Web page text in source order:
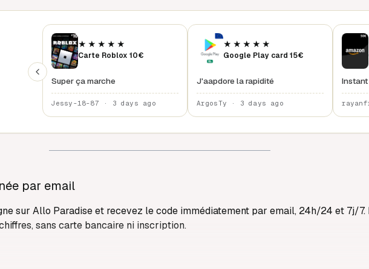
★★★★★
Carte Roblox 10€
Super ça marche
Jessy-18-87 · 3 days ago
★★★★★
Google Play card 15€
J'aapdore la rapidité
ArgosTy · 3 days ago
par email
sur Allo Paradise et recevez le code immédiatement par email, 24h/24 et 7j/7.
sans carte bancaire ni inscription.